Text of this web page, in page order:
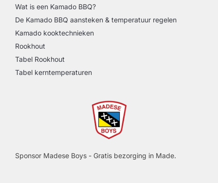
Wat is een Kamado BBQ?
De Kamado BBQ aansteken & temperatuur regelen
Kamado kooktechnieken
Rookhout
Tabel Rookhout
Tabel kerntemperaturen
Sponsor Madese Boys - Gratis bezorging in Made.